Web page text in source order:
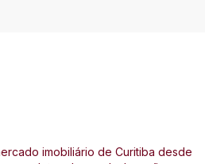
imobiliário de Curitiba desde